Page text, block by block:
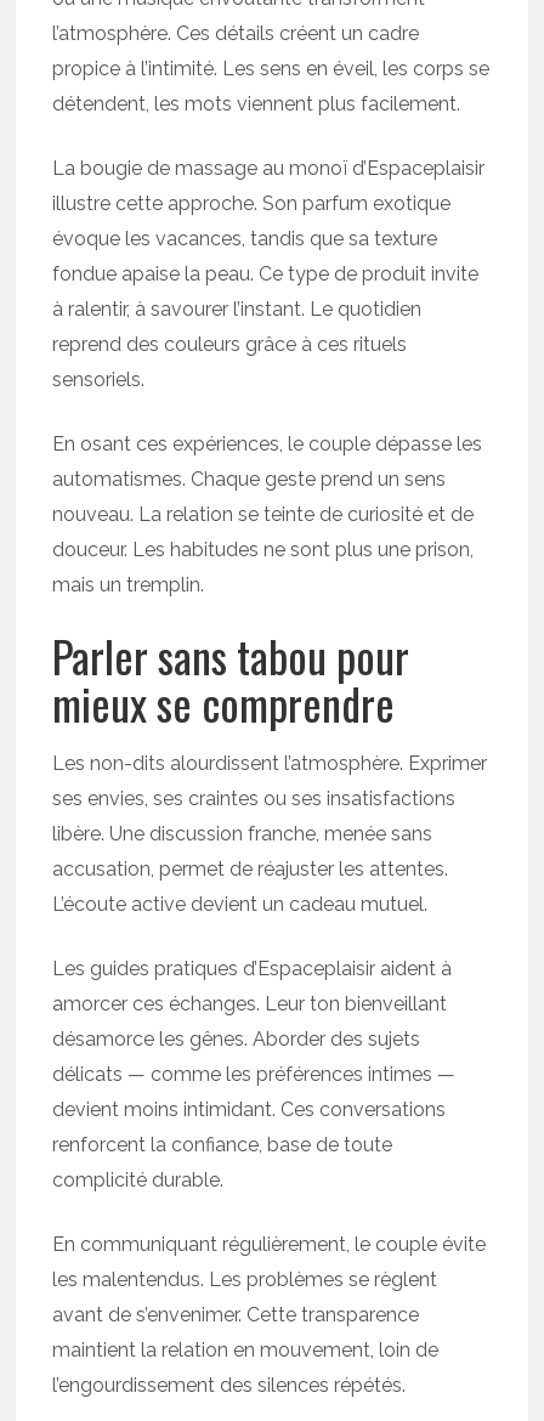
l’atmosphère. Ces détails créent un cadre
propice à l’intimité. Les sens en éveil, les corps se
détendent, les mots viennent plus facilement.
La bougie de massage au monoï d’Espaceplaisir
illustre cette approche. Son parfum exotique
évoque les vacances, tandis que sa texture
fondue apaise la peau. Ce type de produit invite
à ralentir, à savourer l’instant. Le quotidien
reprend des couleurs grâce à ces rituels
sensoriels.
En osant ces expériences, le couple dépasse les
automatismes. Chaque geste prend un sens
nouveau. La relation se teinte de curiosité et de
douceur. Les habitudes ne sont plus une prison,
mais un tremplin.
Parler sans tabou pour
mieux se comprendre
Les non-dits alourdissent l’atmosphère. Exprimer
ses envies, ses craintes ou ses insatisfactions
libère. Une discussion franche, menée sans
accusation, permet de réajuster les attentes.
L’écoute active devient un cadeau mutuel.
Les guides pratiques d’Espaceplaisir aident à
amorcer ces échanges. Leur ton bienveillant
désamorce les gênes. Aborder des sujets
délicats — comme les préférences intimes —
devient moins intimidant. Ces conversations
renforcent la confiance, base de toute
complicité durable.
En communiquant régulièrement, le couple évite
les malentendus. Les problèmes se règlent
avant de s’envenimer. Cette transparence
maintient la relation en mouvement, loin de
l’engourdissement des silences répétés.